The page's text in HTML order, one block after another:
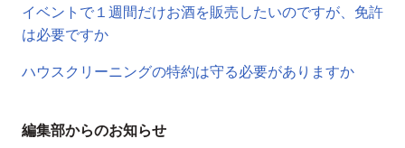
イベントで１週間だけお酒を販売したいのですが、免許
は必要ですか
ハウスクリーニングの特約は守る必要がありますか
編集部からのお知らせ